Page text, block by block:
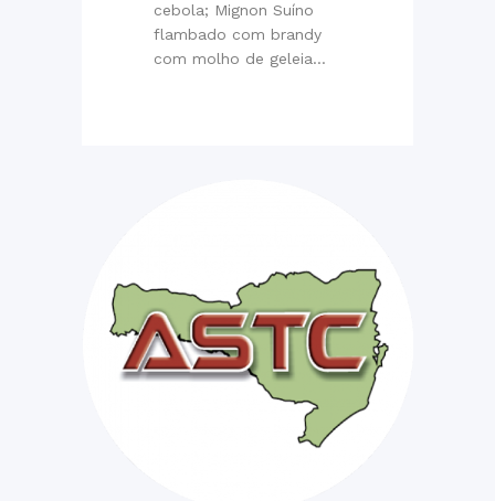
cebola; Mignon Suíno
flambado com brandy
com molho de geleia...